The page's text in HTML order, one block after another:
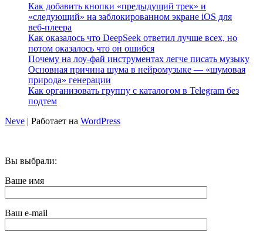
Как добавить кнопки «предыдущий трек» и
«следующий» на заблокированном экране iOS для
веб‑плеера
Как оказалось что DeepSeek ответил лучше всех, но
потом оказалось что он ошибся
Почему на лоу-фай инструментах легче писать музыку
Основная причина шума в нейромузыке — «шумовая
природа» генерации
Как организовать группу с каталогом в Telegram без
подтем
Neve | Работает на WordPress
Вы выбрали:
Ваше имя
Ваш e-mail